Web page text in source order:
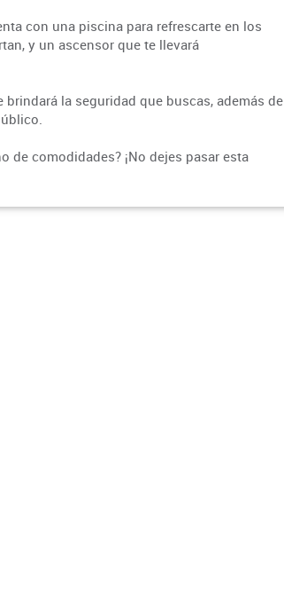
con una piscina para refrescarte en los
y un ascensor que te llevará
la seguridad que buscas, además de
de comodidades? ¡No dejes pasar esta